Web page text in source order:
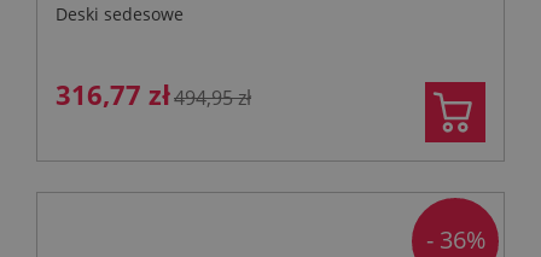
Deski sedesowe
316,77 zł494,95 zł
- 36%